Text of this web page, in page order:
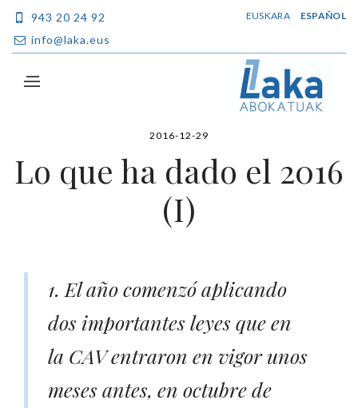
943 20 24 92
info@laka.eus
EUSKARA ESPAÑOL
2016-12-29
Lo que ha dado el 2016
(I)
1. El año comenzó aplicando
dos importantes leyes que en
la CAV entraron en vigor unos
meses antes, en octubre de